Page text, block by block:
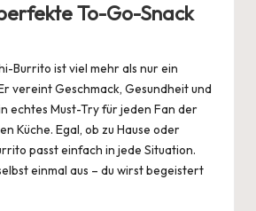
To-Go-Snack
Burrito ist viel mehr als nur ein
vereint Geschmack, Gesundheit und
echtes Must-Try für jeden Fan der
Küche. Egal, ob zu Hause oder
passt einfach in jede Situation.
einmal aus – du wirst begeistert